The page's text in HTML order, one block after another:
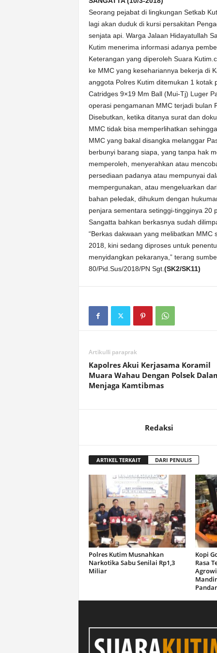
Seorang pejabat di lingkungan Setkab
lagi akan duduk di kursi persakitan
senjata api. Warga Jalaan Hidayatullah
Kutim menerima informasi adanya
Keterangan yang diperoleh Suara
ke MMC yang kesehariannya bekerja di
anggota Polres Kutim ditemukan 1
Catridges 9×19 Mm Ball (Mui-Tj) Luger
operasi pengamanan MMC terjadi bulan
Disebutkan, ketika ditanya surat dan
MMC tidak bisa memperlihatkan
MMC yang bakal disangka melanggar
berbunyi barang siapa, yang tanpa hak
memperoleh, menyerahkan atau
persediaan padanya atau mempunyai
mempergunakan, atau mengeluarkan
bahan peledak, dihukum dengan
penjara sementara setinggi-tingginya 20
Sangatta bahkan berkasnya sudah
“Berkas dakwaan yang melibatkan
2018, kini sedang diproses untuk
menyidangkan pekaranya,” terang
80/Pid.Sus/2018/PN Sgt. (SK2/SK11)
Artikulli paraprak
Kapolres Akui Kerjasama Koramil
Muara Wahau Dengan Polsek
Menjaga Kamtibmas
Redaksi
ARTIKEL TERKAIT DARI PENULIS
Polres Kutim Musnahkan
Narkotika Sabu Senilai Rp1,3
Miliar
Kopi
Rasa